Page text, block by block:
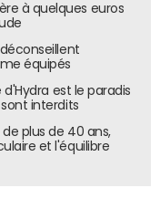
à quelques euros
équipés
d'Hydra est le paradis
interdits
de plus de 40 ans,
et l'équilibre